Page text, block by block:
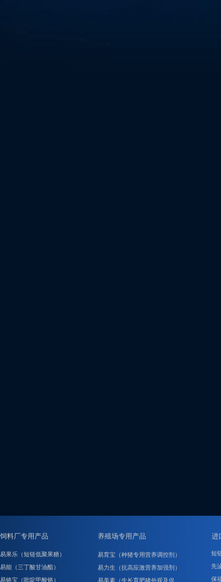
饲料厂专用产品 进
易果乐（短链低聚果糖）
易能（三丁酸甘油酯）
易铬宝（吡啶甲酸铬）
易育宝（种猪专用营养调控剂）
易力生（抗高应激营养加强剂）
易美素（生长育肥猪外观及促……
短
先
保
养殖场专用产品